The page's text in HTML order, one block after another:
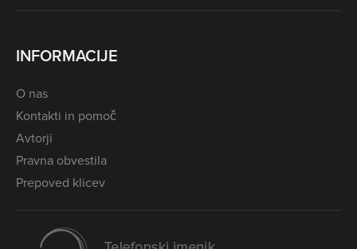
INFORMACIJE
O nas
Kontakti in pomoč
Avtorji
Pravna obvestila
Prepoved klicev